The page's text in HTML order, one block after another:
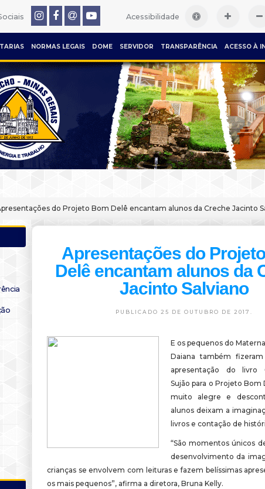
Acessibilidade
NORMAS LEGAIS DOME SERVIDOR TRANSPARÊNCIA ACESSO À
do Projeto Bom Delê encantam alunos da Creche Jacinto
Apresentações do
Delê encantam alunos da
Jacinto Salviano
PUBLICADO 25 DE OUTUBRO DE 2017.
E os pequenos do
Daiana também
apresentação do livro
Sujão para o Projeto Bom
muito alegre e
alunos deixam a
livros e contação de
“São momentos únicos
desenvolvimento da
crianças se envolvem com leituras e fazem belíssimas
os mais pequenos”, afirma a diretora, Bruna Kelly.